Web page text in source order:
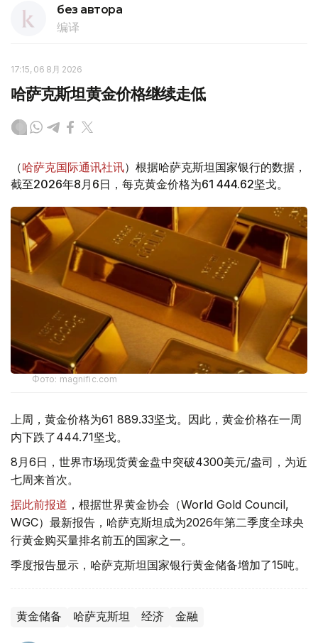
без автора
编译
17:15, 06 8月 2026
哈萨克斯坦黄金价格继续走低
（哈萨克国际通讯社讯）根据哈萨克斯坦国家银行的数据，
截至2026年8月6日，每克黄金价格为61 444.62坚戈。
Фото: magnific.com
上周，黄金价格为61 889.33坚戈。因此，黄金价格在一周
内下跌了444.71坚戈。
8月6日，世界市场现货黄金盘中突破4300美元/盎司，为近
七周来首次。
据此前报道 ，根据世界黄金协会（World Gold Council,
WGC）最新报告，哈萨克斯坦成为2026年第二季度全球央
行黄金购买量排名前五的国家之一。
季度报告显示，哈萨克斯坦国家银行黄金储备增加了15吨。
黄金储备 哈萨克斯坦 经济 金融